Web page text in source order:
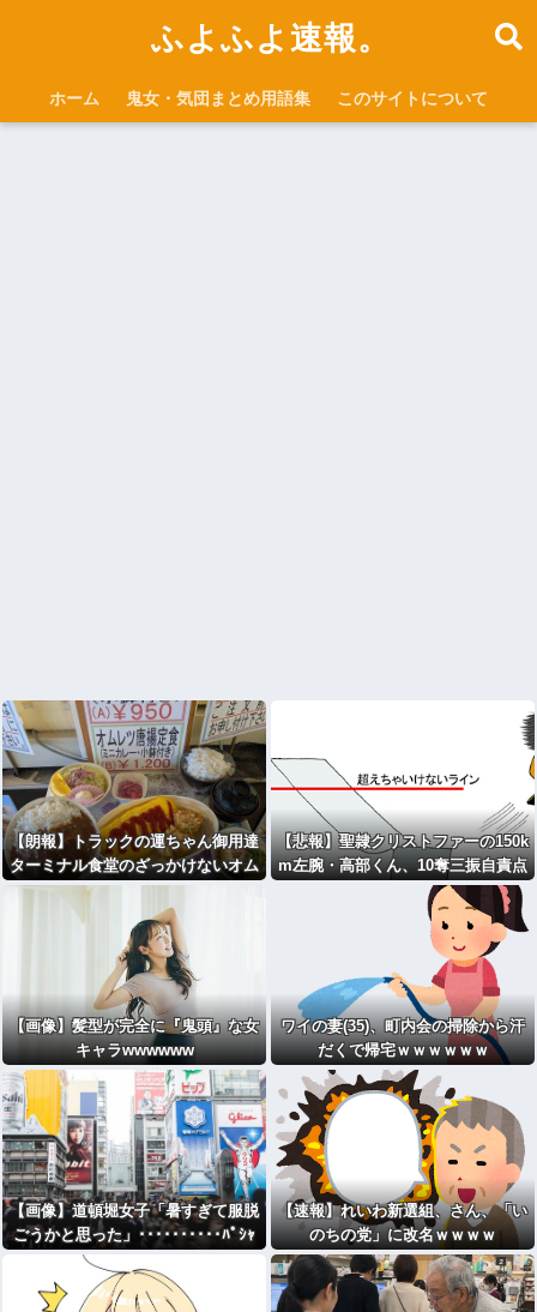
ふよふよ速報。
ホーム 鬼女・気団まとめ用語集 このサイトについて
【朗報】トラックの運ちゃん御用達
ターミナル食堂のざっかけないオム
ライスｗｗｗｗｗｗｗｗｗｗ
【悲報】聖隷クリストファーの150k
m左腕・高部くん、10奪三振自責点
0で負けるｗｗｗｗｗｗｗｗｗｗ
【画像】髪型が完全に『鬼頭』な女
キャラwwwwww
ワイの妻(35)、町内会の掃除から汗
だくで帰宅ｗｗｗｗｗｗ
【画像】道頓堀女子「暑すぎて服脱
ごうかと思った」･･････････ﾊﾟｼｬ
【速報】れいわ新選組、さん、「い
のちの党」に改名ｗｗｗｗ